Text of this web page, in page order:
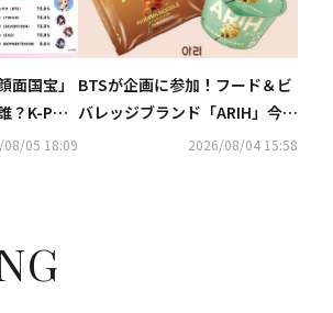
面国宝」
？K-POP
果が明ら
08/05 18:09
BTSが企画に参加！フード＆ビ
バレッジブランド「ARIH」今夏
に日本初上陸…イベントも開催
2026/08/04 15:58